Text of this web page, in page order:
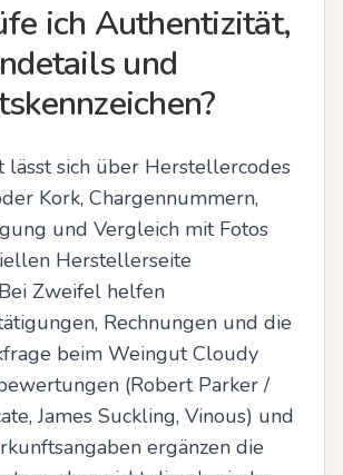
ich Authentizität,
und
lässt sich über Herstellercodes
Kork, Chargennummern,
und Vergleich mit Fotos
Herstellerseite
Zweifel helfen
Rechnungen und die
beim Weingut Cloudy
(Robert Parker /
James Suckling, Vinous) und
ergänzen die